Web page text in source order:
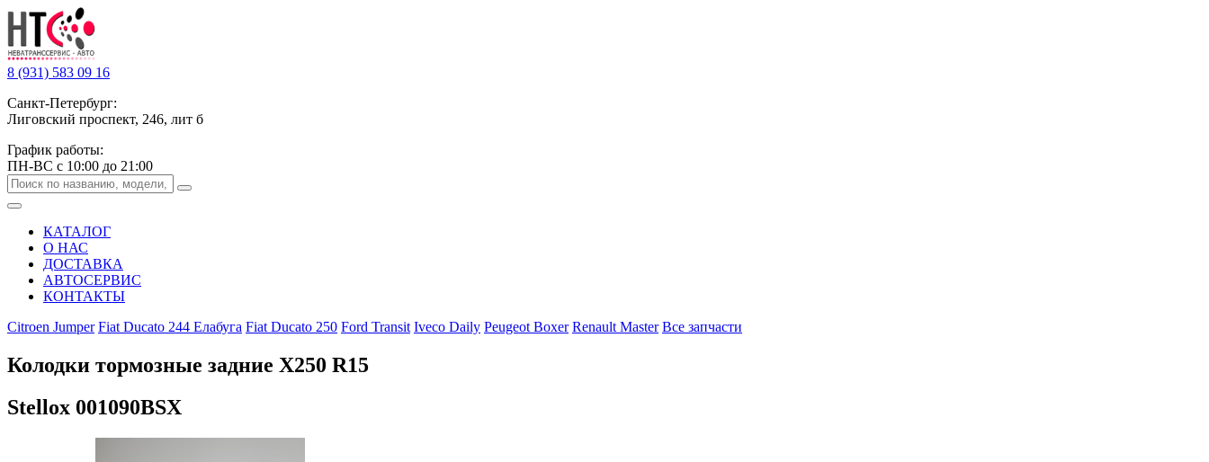
8 (931) 583 09 16
Санкт-Петербург:
Лиговский проспект, 246, лит б
График работы:
ПН-ВС с 10:00 до 21:00
КАТАЛОГ
О НАС
ДОСТАВКА
АВТОСЕРВИС
КОНТАКТЫ
Citroen Jumper Fiat Ducato 244 Елабуга Fiat Ducato 250 Ford Transit Iveco Daily Peugeot Boxer Renault Master Все запчасти
Колодки тормозные задние Х250 R15
Stellox 001090BSX